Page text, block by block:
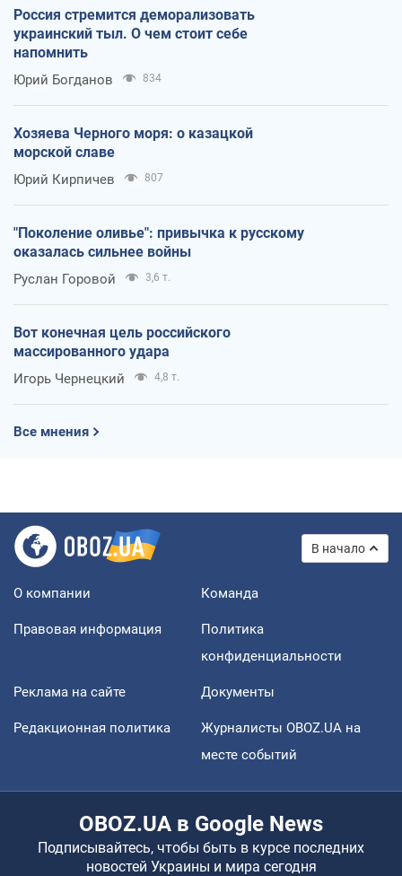
Россия стремится деморализовать
украинский тыл. О чем стоит себе
напомнить
Юрий Богданов 834
Хозяева Черного моря: о казацкой
морской славе
Юрий Кирпичев 807
"Поколение оливье": привычка к русскому
оказалась сильнее войны
Руслан Горовой 3,6 т.
Вот конечная цель российского
массированного удара
Игорь Чернецкий 4,8 т.
Все мнения
В начало
О компании Команда
Правовая информация
Политика
конфиденциальности
Реклама на сайте Документы
Редакционная политика
Журналисты OBOZ.UA на
месте событий
OBOZ.UA в Google News
Подписывайтесь, чтобы быть в курсе последних
новостей Украины и мира сегодня